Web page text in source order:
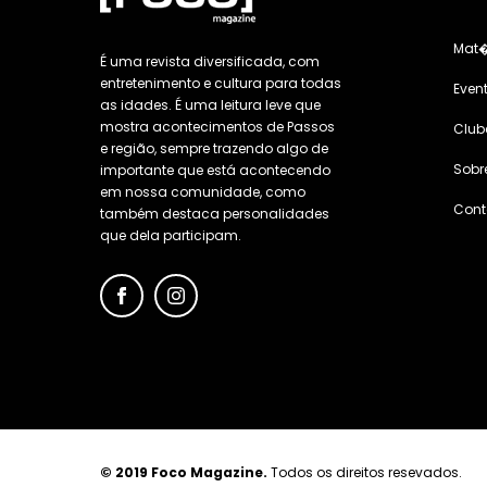
É uma revista diversificada, com
entretenimento e cultura para todas
as idades. É uma leitura leve que
mostra acontecimentos de Passos
e região, sempre trazendo algo de
importante que está acontecendo
em nossa comunidade, como
também destaca personalidades
que dela participam.
© 2019 Foco Magazine. Todos os direitos resevados.